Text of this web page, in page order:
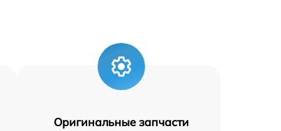
Оригинальные запчасти